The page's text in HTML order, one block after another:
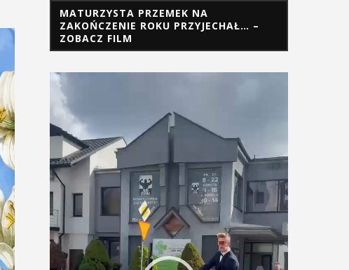
MATURZYSTA PRZEMEK NA
ZAKOŃCZENIE ROKU PRZYJECHAŁ… –
ZOBACZ FILM
Odtwarzacz
video